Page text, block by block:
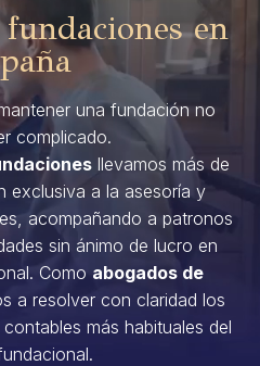
en
una fundación no
complicado.
llevamos más de
exclusiva a la asesoría y
acompañando a patronos
sin ánimo de lucro en
Como abogados de
a resolver con claridad los
más habituales del